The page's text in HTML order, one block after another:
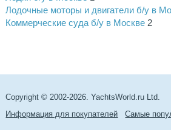
Лодочные моторы и двигатели б/у в
Коммерческие суда б/у в Москве 2
Copyright © 2002-2026. YachtsWorld.ru Ltd.
Информация для покупателей
Самые